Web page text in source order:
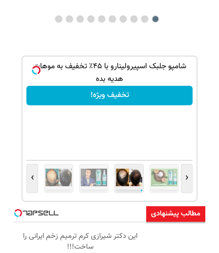
شامپو جلبک اسپیرولینارو با ۴۵٪ تخفیف به موهات
هدیه بده
تخفیف ویژه!
‹
›
مطالب پیشنهادی
این دکتر شیرازی کرم ترمیم زخم ایرانی را
ساخت!!!